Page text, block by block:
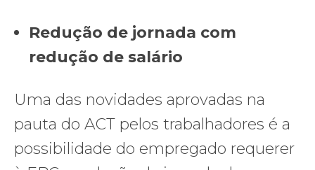
Redução de jornada com
redução de salário
Uma das novidades aprovadas na
pauta do ACT pelos trabalhadores é a
possibilidade do empregado requerer